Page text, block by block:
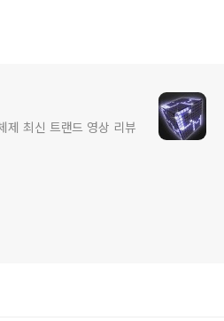
제 최신 트랜드 영상 리뷰